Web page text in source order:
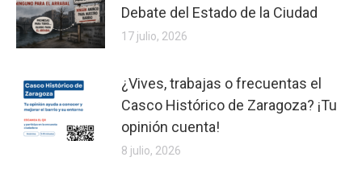
Debate del Estado de la Ciudad
17 julio, 2026
¿Vives, trabajas o frecuentas el
Casco Histórico de Zaragoza? ¡Tu
opinión cuenta!
8 julio, 2026